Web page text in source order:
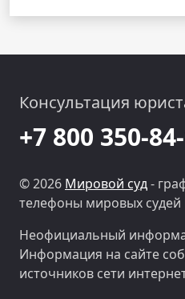
Консультация
+7 800 350-
© 2026 Мировой суд-
телефоны мировых
Неофициальный
Информация на сайте
источников сети